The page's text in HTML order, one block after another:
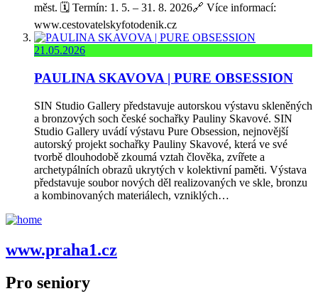
měst. 🗓️ Termín: 1. 5. – 31. 8. 2026🔗 Více informací:
www.cestovatelskyfotodenik.cz
21.05.2026
PAULINA SKAVOVA | PURE OBSESSION
SIN Studio Gallery představuje autorskou výstavu skleněných
a bronzových soch české sochařky Pauliny Skavové. SIN
Studio Gallery uvádí výstavu Pure Obsession, nejnovější
autorský projekt sochařky Pauliny Skavové, která ve své
tvorbě dlouhodobě zkoumá vztah člověka, zvířete a
archetypálních obrazů ukrytých v kolektivní paměti. Výstava
představuje soubor nových děl realizovaných ve skle, bronzu
a kombinovaných materiálech, vzniklých…
www.praha1.cz
Pro seniory